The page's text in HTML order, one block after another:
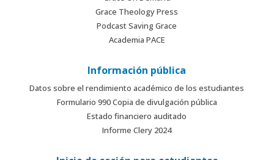
Grace Theology Press
Podcast Saving Grace
Academia PACE
Información pública
Datos sobre el rendimiento académico de los estudiantes
Formulario 990 Copia de divulgación pública
Estado financiero auditado
Informe Clery 2024